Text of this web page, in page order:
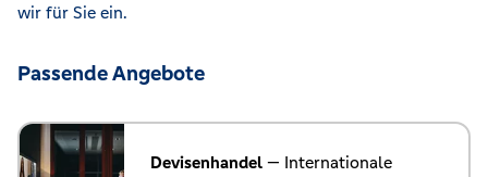
wir für Sie ein.
Passende Angebote
Devisenhandel — Internationale